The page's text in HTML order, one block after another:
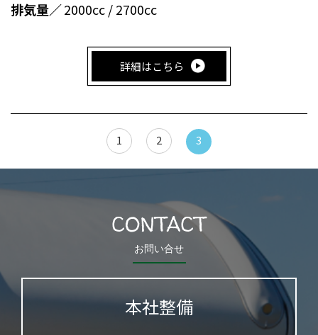
排気量／2000cc / 2700cc
詳細はこちら
1 2 3
CONTACT
お問い合せ
本社整備